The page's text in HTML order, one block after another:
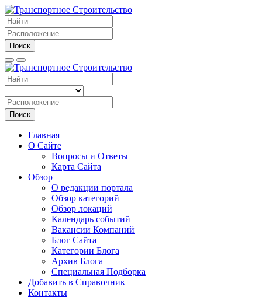
Поиск
Поиск
Главная
О Сайте
Вопросы и Ответы
Карта Сайта
Обзор
О редакции портала
Обзор категорий
Обзор локаций
Календарь событий
Вакансии Компаний
Блог Сайта
Категории Блога
Архив Блога
Специальная Подборка
Добавить в Справочник
Контакты